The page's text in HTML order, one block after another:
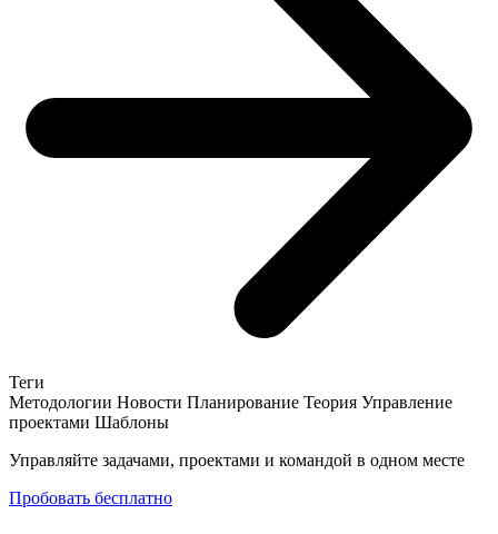
Теги
Методологии Новости Планирование Теория Управление
проектами Шаблоны
Управляйте задачами, проектами и командой в одном месте
Пробовать бесплатно